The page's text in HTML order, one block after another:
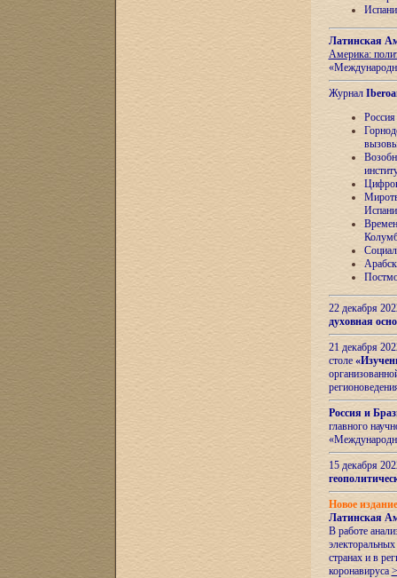
Латинская
Америка:
Журнал
22 декабря
духовная
21 декабря
столе
Россия и
главного
15 декабря
Новое
Латинская
В работе
странах и в
коронавируса